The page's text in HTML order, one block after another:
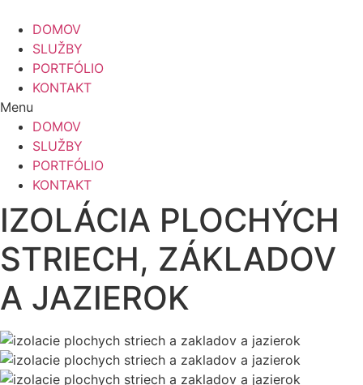
obsah
DOMOV
SLUŽBY
PORTFÓLIO
KONTAKT
Menu
DOMOV
SLUŽBY
PORTFÓLIO
KONTAKT
IZOLÁCIA PLOCHÝCH
STRIECH, ZÁKLADOV
A JAZIEROK